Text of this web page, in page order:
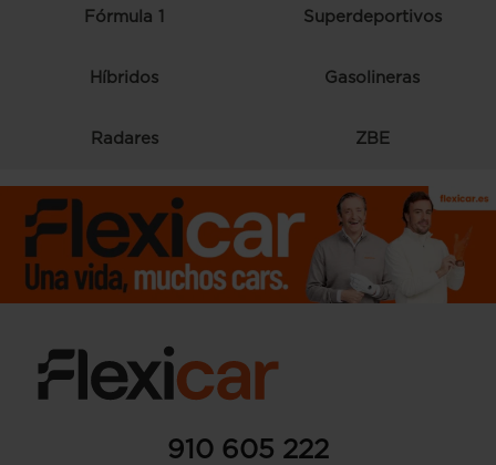
Fórmula 1 Superdeportivos
Híbridos Gasolineras
Radares ZBE
910 605 222